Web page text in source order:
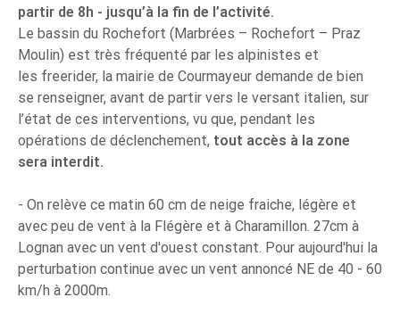
partir de 8h - jusqu’à la fin de l’activité.
Le bassin du Rochefort (Marbrées – Rochefort – Praz
Moulin) est très fréquenté par les alpinistes et
les freerider, la mairie de Courmayeur demande de bien
se renseigner, avant de partir vers le versant italien, sur
l’état de ces interventions, vu que, pendant les
opérations de déclenchement, tout accès à la zone
sera interdit.
- On relève ce matin 60 cm de neige fraiche, légère et
avec peu de vent à la Flégère et à Charamillon. 27cm à
Lognan avec un vent d'ouest constant. Pour aujourd'hui la
perturbation continue avec un vent annoncé NE de 40 - 60
km/h à 2000m.